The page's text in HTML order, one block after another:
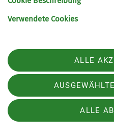
aktuellen
Kartenbestand
Verwendete Cookies
ALLE
ALLE